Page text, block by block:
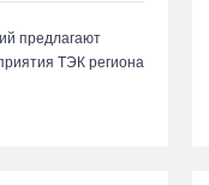
предлагают
ТЭК региона